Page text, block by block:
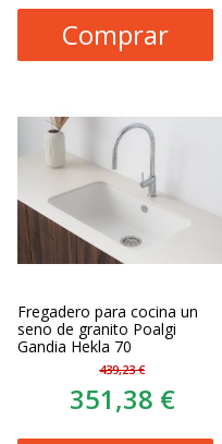
Comprar
Fregadero para cocina un
seno de granito Poalgi
Gandia Hekla 70
439,23 €
351,38 €